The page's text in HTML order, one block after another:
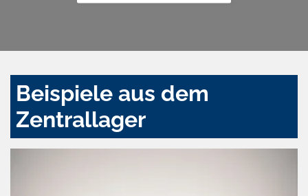
Beispiele aus dem
Zentrallager